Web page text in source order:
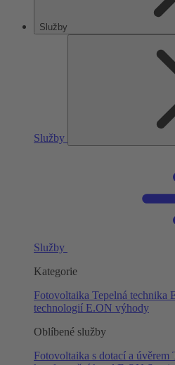
Služby
Služby
Služby
Kategorie
Fotovoltaika Tepelná technika
technologií E.ON výhody
Oblíbené služby
Fotovoltaika s dotací a úvěrem